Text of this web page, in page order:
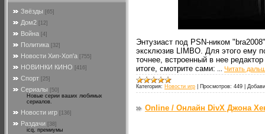
Звёзды [65]
Дом2 [12]
Война [4]
Политика [32]
Новости Хип-Хоп'а [755]
НОВИНКИ КИНО [416]
Спорт [25]
Сериалы
[50]
Новые серии ваших любимых
сериалов.
Новости игр [136]
Раздачи
[38]
icq, премиумы
Энтузиаст под PSN-ником
эксклюзив LIMBO. Для этого ему
точнее, встроенный в нее
итоге, смотрите сами:
Читать
Категория: Новости игр Просмотров: 449
Online / Онлайн DivX Джона